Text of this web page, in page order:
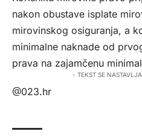
nakon obustave isplate
mirovinskog osiguranja, a
minimalne naknade od
prava na zajamčenu
- TEKST SE
@023.hr